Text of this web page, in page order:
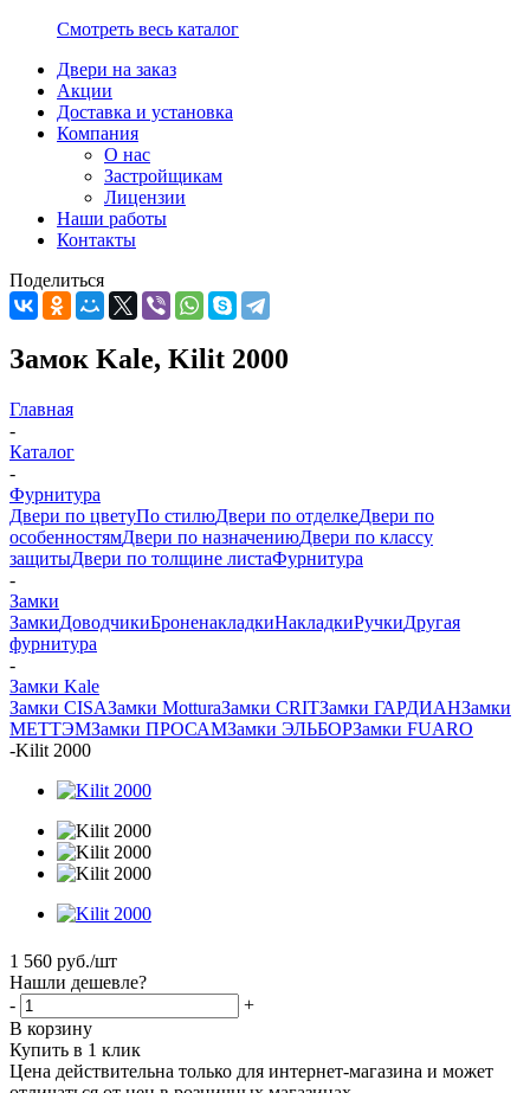
Смотреть весь каталог
Двери на заказ
Акции
Доставка и установка
Компания
О нас
Застройщикам
Лицензии
Наши работы
Контакты
Поделиться
Замок Kale, Kilit 2000
Главная
-
Каталог
-
Фурнитура
Двери по цветуПо стилюДвери по отделкеДвери по
особенностямДвери по назначениюДвери по классу
защитыДвери по толщине листаФурнитура
-
Замки
ЗамкиДоводчикиБроненакладкиНакладкиРучкиДругая
фурнитура
-
Замки Kale
Замки CISAЗамки MotturaЗамки CRITЗамки ГАРДИАНЗамки
МЕТТЭМЗамки ПРОСАМЗамки ЭЛЬБОРЗамки FUARO
-Kilit 2000
1 560 руб./шт
Нашли дешевле?
-
+
В корзину
Купить в 1 клик
Цена действительна только для интернет-магазина и может